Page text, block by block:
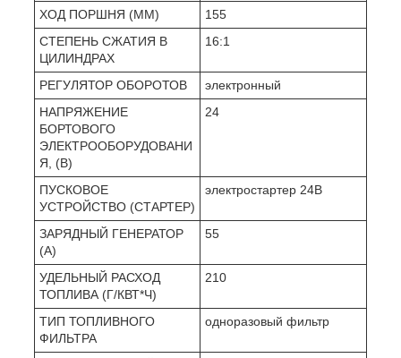
ХОД ПОРШНЯ (ММ)
155
СТЕПЕНЬ СЖАТИЯ В
ЦИЛИНДРАХ
16:1
РЕГУЛЯТОР ОБОРОТОВ
электронный
НАПРЯЖЕНИЕ
БОРТОВОГО
ЭЛЕКТРООБОРУДОВАНИ
Я, (В)
24
ПУСКОВОЕ
УСТРОЙСТВО (СТАРТЕР)
электростартер 24В
ЗАРЯДНЫЙ ГЕНЕРАТОР
(А)
55
УДЕЛЬНЫЙ РАСХОД
ТОПЛИВА (Г/КВТ*Ч)
210
ТИП ТОПЛИВНОГО
ФИЛЬТРА
одноразовый фильтр